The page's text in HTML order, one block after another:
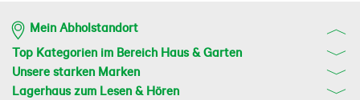
Mein Abholstandort
Top Kategorien im Bereich Haus & Garten
Unsere starken Marken
Lagerhaus zum Lesen & Hören